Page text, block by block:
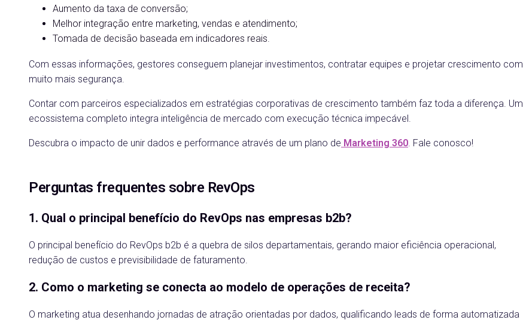
Aumento da taxa de conversão;
Melhor integração entre marketing, vendas e atendimento;
Tomada de decisão baseada em indicadores reais.
Com essas informações, gestores conseguem planejar investimentos, contratar equipes e projetar crescimento com
muito mais segurança.
Contar com parceiros especializados em estratégias corporativas de crescimento também faz toda a diferença. Um
ecossistema completo integra inteligência de mercado com execução técnica impecável.
Descubra o impacto de unir dados e performance através de um plano de Marketing 360. Fale conosco!
Perguntas frequentes sobre RevOps
1. Qual o principal benefício do RevOps nas empresas b2b?
O principal benefício do RevOps b2b é a quebra de silos departamentais, gerando maior eficiência operacional,
redução de custos e previsibilidade de faturamento.
2. Como o marketing se conecta ao modelo de operações de receita?
O marketing atua desenhando jornadas de atração orientadas por dados, qualificando leads de forma automatizada